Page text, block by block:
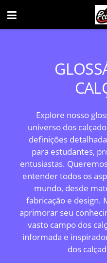
Explore nosso
universo dos
definições
para estudantes,
entusiastas.
entender todos os
mundo, desde
fabricação e design.
aprimorar seu
vasto campo dos
informada e
dos